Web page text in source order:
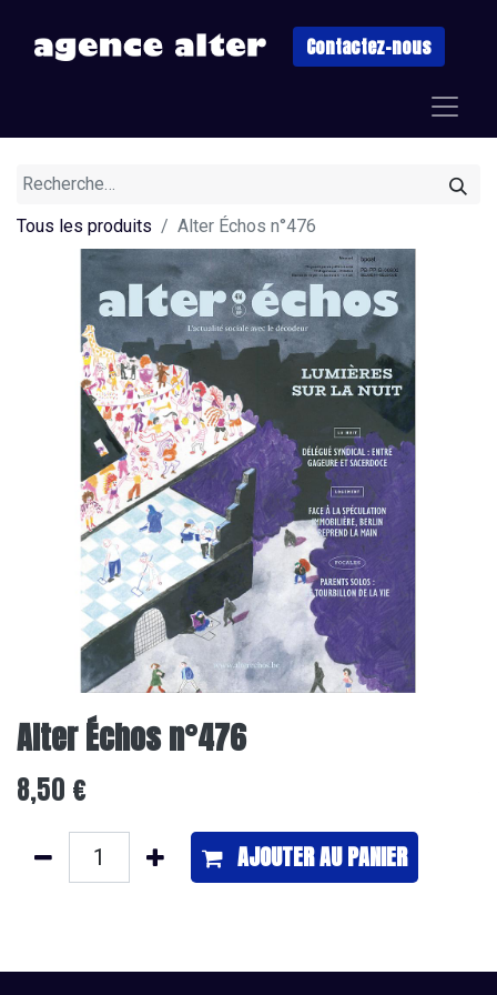
Contactez-nous
Tous les produits Alter Échos n°476
Alter Échos n°476
8,50 €
AJOUTER ​AU PANIER